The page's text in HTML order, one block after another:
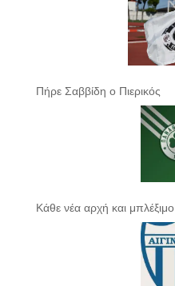
Πήρε Σαββίδη ο Πιερικός
Κάθε νέα αρχή και μπλέξιμο